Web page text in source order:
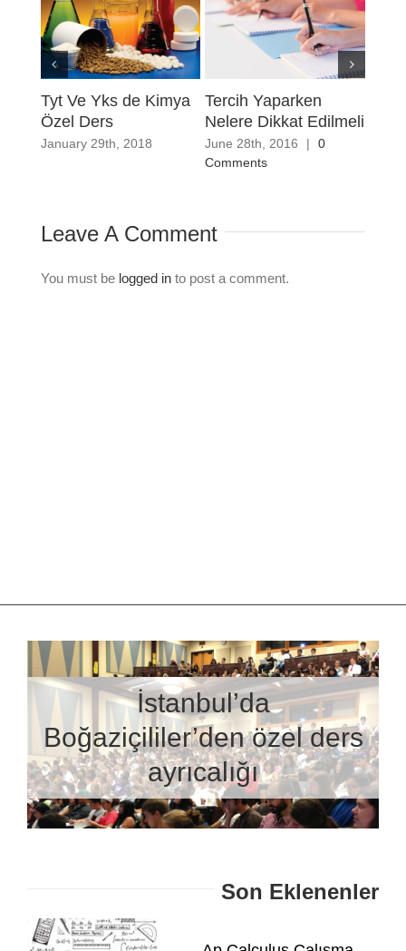
Tyt Ve Yks de Kimya
Özel Ders
January 29th, 2018
Tercih Yaparken
Nelere Dikkat Edilmeli
June 28th, 2016 |
0
Comments
Leave A Comment
You must be logged into post a comment.
İstanbul’da
Boğaziçililer’den özel ders
ayrıcalığı
Son Eklenenler